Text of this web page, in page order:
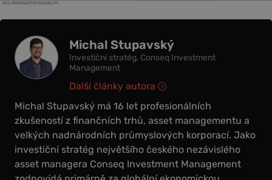
Michal Stupavský
Investiční stratég, Conseq Investment
Management
Michal Stupavský má 16 let profesionálních
zkušeností z finančních trhů, asset managementu a
velkých nadnárodních průmyslových korporací. Jako
investiční stratég největšího českého nezávislého
asset managera Conseq Investment Management
Další články autora